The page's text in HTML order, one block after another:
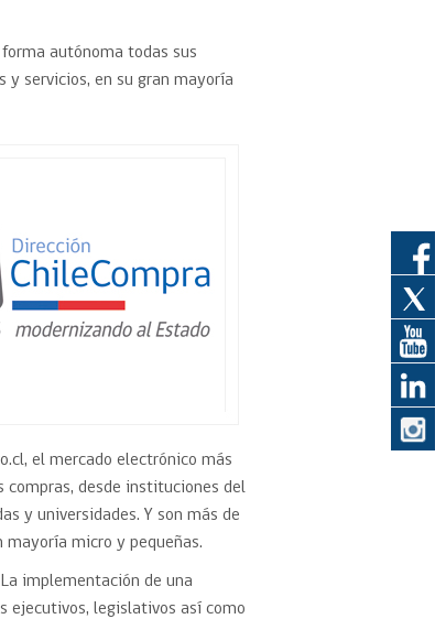
autónoma todas sus
y servicios, en su gran mayoría
el mercado electrónico más
compras, desde instituciones del
y universidades. Y son más de
mayoría micro y pequeñas.
implementación de una
ejecutivos, legislativos así como